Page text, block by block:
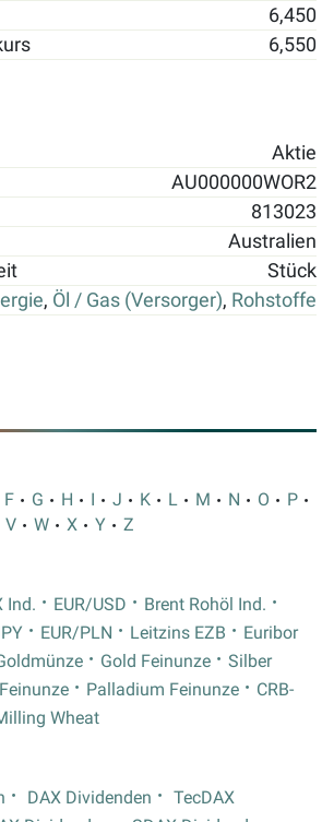
6,450
6,550
Aktie
AU000000WOR2
813023
Australien
Stück
, Öl / Gas (Versorger), Rohstoffe
F G H I J K L M N O
P
V W X Y Z
Ind. EUR/USD
Brent Rohöl Ind.
EUR/PLN Leitzins EZB
Euribor
Gold Feinunze
Silber
Palladium Feinunze
CRB-
Wheat
DAX Dividenden
TecDAX